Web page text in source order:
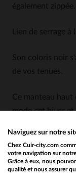
également zippée.
Lien de serrage à
Son coloris noir
de vos tenues.
Ce manteau haut
mode cet hiver
Que ce soit avec
une chemise, un
Would you
Naviguez sur notre
Chez Cuir-city.com
votre navigation sur
Grâce à eux, nous
qualité et nous assurer